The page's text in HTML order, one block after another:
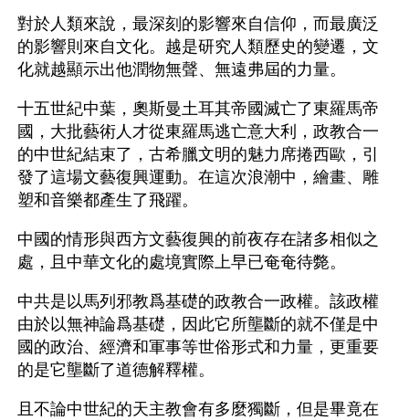
對於人類來說，最深刻的影響來自信仰，而最廣泛
的影響則來自文化。越是研究人類歷史的變遷，文
化就越顯示出他潤物無聲、無遠弗屆的力量。
十五世紀中葉，奧斯曼土耳其帝國滅亡了東羅馬帝
國，大批藝術人才從東羅馬逃亡意大利，政教合一
的中世紀結束了，古希臘文明的魅力席捲西歐，引
發了這場文藝復興運動。在這次浪潮中，繪畫、雕
塑和音樂都產生了飛躍。
中國的情形與西方文藝復興的前夜存在諸多相似之
處，且中華文化的處境實際上早已奄奄待斃。
中共是以馬列邪教爲基礎的政教合一政權。該政權
由於以無神論爲基礎，因此它所壟斷的就不僅是中
國的政治、經濟和軍事等世俗形式和力量，更重要
的是它壟斷了道德解釋權。
且不論中世紀的天主教會有多麼獨斷，但是畢竟在